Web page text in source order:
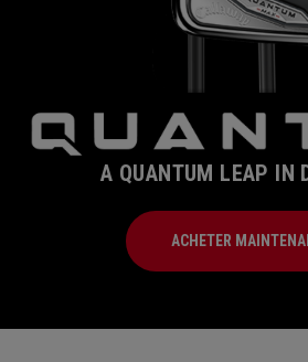
A QUANTUM LEAP IN
ACHETER